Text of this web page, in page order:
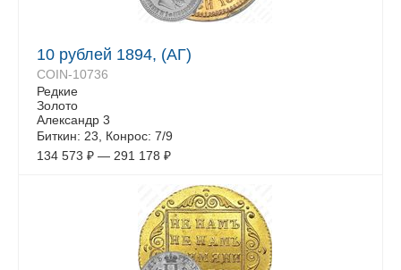
10 рублей 1894, (АГ)
COIN-10736
Редкие
Золото
Александр 3
Биткин: 23, Конрос: 7/9
134 573 ₽ — 291 178 ₽